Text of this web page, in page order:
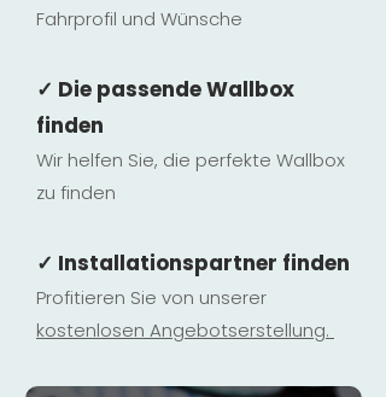
Fahrprofil und Wünsche
✓ Die passende Wallbox
finden
Wir helfen Sie, die perfekte Wallbox
zu finden
✓ Installationspartner finden
Profitieren Sie von unserer
kostenlosen Angebotserstellung.